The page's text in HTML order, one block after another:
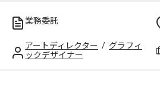
業務委託
アートディレクター / グラフィ
ックデザイナー